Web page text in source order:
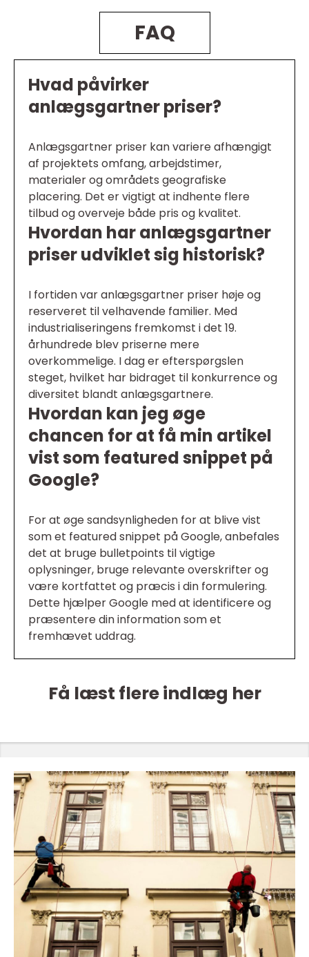
FAQ
Hvad påvirker
anlægsgartner priser?
Anlægsgartner priser kan variere afhængigt
af projektets omfang, arbejdstimer,
materialer og områdets geografiske
placering. Det er vigtigt at indhente flere
tilbud og overveje både pris og kvalitet.
Hvordan har anlægsgartner
priser udviklet sig historisk?
I fortiden var anlægsgartner priser høje og
reserveret til velhavende familier. Med
industrialiseringens fremkomst i det 19.
århundrede blev priserne mere
overkommelige. I dag er efterspørgslen
steget, hvilket har bidraget til konkurrence og
diversitet blandt anlægsgartnere.
Hvordan kan jeg øge
chancen for at få min artikel
vist som featured snippet på
Google?
For at øge sandsynligheden for at blive vist
som et featured snippet på Google, anbefales
det at bruge bulletpoints til vigtige
oplysninger, bruge relevante overskrifter og
være kortfattet og præcis i din formulering.
Dette hjælper Google med at identificere og
præsentere din information som et
fremhævet uddrag.
Få læst flere indlæg her